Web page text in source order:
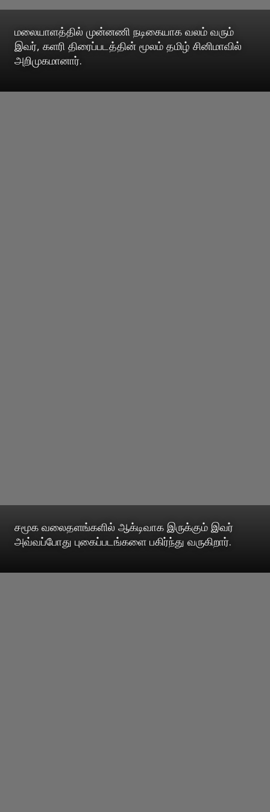
மலையாளத்தில் முன்னணி நடிகையாக வலம் வரும்
இவர், களரி திரைப்படத்தின் மூலம் தமிழ் சினிமாவில்
அறிமுகமானார்.
சமூக வலைதளங்களில் ஆக்டிவாக இருக்கும் இவர்
அவ்வப்போது புகைப்படங்களை பகிர்ந்து வருகிறார்.